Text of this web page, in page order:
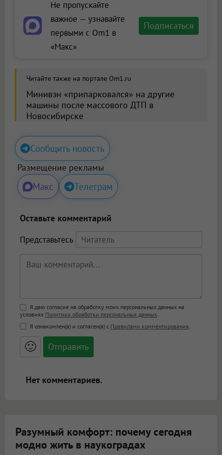
Не пропускайте
важное — узнавайте
первыми с Om1 в
«Макс»
Подписаться
Читайте также на портале Om1.ru
Минивэн «припарковался» на другие
машины после массового ДТП в
Новосибирске
Сообщить новость
Размещение рекламы
Макс Телеграм
Оставьте комментарий
Представьтесь
Поддержка HTML
<b>, <strong>, <u>, <i>, <em>, <s>, <big>,
<small>, <sup>, <sub>, <pre>, <ul>, <ol>, <li>,
<blockquote>, <code> экранирует HTML,
адреса URL автоматически становятся
ссылками, и [img]адрес[/img] будет
Я даю согласие на обработку моих персональных данных на
условиях Политики обработки персональных данных
Я ознакомлен(а) и согласен(а) с Правилами комментирования
🙂
Нет комментариев.
Разумный комфорт: почему сегодня
модно жить в наукоградах